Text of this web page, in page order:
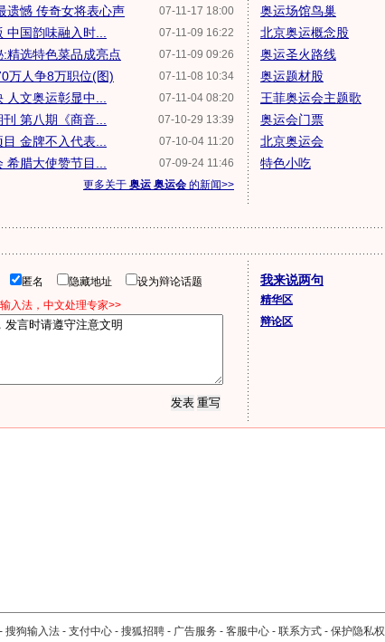
07-11-17 18:00
遗憾 传奇女将表心声
07-11-09 16:22
国韵味融入时...
07-11-09 09:26
精选特色菜品成亮点
07-11-08 10:34
万人争8万职位(图)
07-11-04 08:20
文奥运彰显中...
07-10-29 13:39
第八期《商音...
07-10-04 11:20
金牌不入代表...
07-09-24 11:46
腊大使赞节目...
更多关于 奥运 奥运会 的新闻>>
奥运场馆鸟巢
北京奥运概念股
奥运圣火路线
奥运题材股
王菲奥运会主题歌
奥运会门票
北京奥运会
特色小吃
匿名 隐藏地址
设为辩论话题
入法，中文处理专家>>
我来说两句
精华区
辩论区
- 搜狗输入法 - 支付中心 - 搜狐招聘 - 广告服务 - 客服中心 - 联系方式 - 保护隐私权